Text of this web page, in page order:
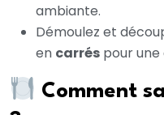
ambiante.
Démoulez et
en carrés pour
Comment